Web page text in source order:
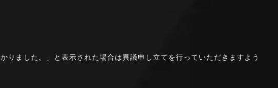
ました。」と表示された場合は異議申し立てを行っていただきますよう